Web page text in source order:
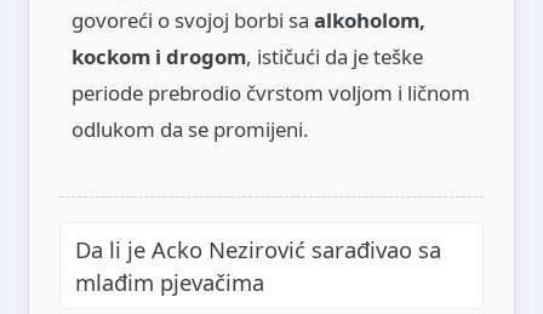
govoreći o svojoj borbi sa alkoholom,
kockom i drogom, ističući da je teške
periode prebrodio čvrstom voljom i ličnom
odlukom da se promijeni.
Da li je Acko Nezirović sarađivao sa
mlađim pjevačima